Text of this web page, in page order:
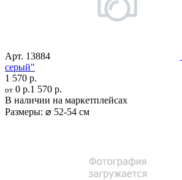
Арт. 13884
серый"
1 570 р.
от 0 р.1 570 р.
В наличии на маркетплейсах
Размеры: ⌀ 52-54 см